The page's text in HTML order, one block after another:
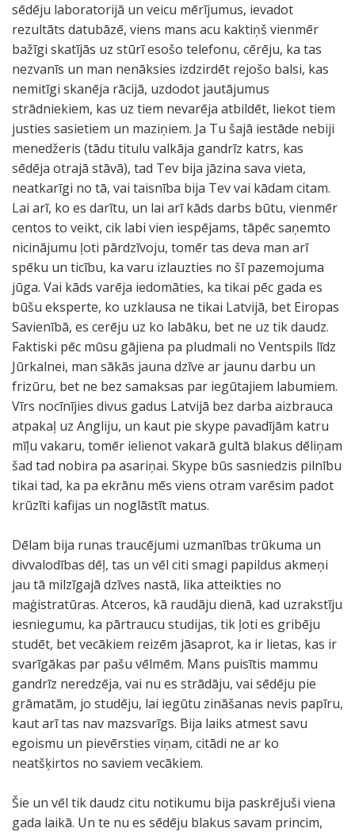
sēdēju laboratorijā un veicu mērījumus, ievadot
rezultāts datubāzē, viens mans acu kaktiņš vienmēr
bažīgi skatījās uz stūrī esošo telefonu, cērēju, ka tas
nezvanīs un man nenāksies izdzirdēt rejošo balsi, kas
nemitīgi skanēja rācijā, uzdodot jautājumus
strādniekiem, kas uz tiem nevarēja atbildēt, liekot tiem
justies sasietiem un maziņiem. Ja Tu šajā iestāde nebiji
menedžeris (tādu titulu valkāja gandrīz katrs, kas
sēdēja otrajā stāvā), tad Tev bija jāzina sava vieta,
neatkarīgi no tā, vai taisnība bija Tev vai kādam citam.
Lai arī, ko es darītu, un lai arī kāds darbs būtu, vienmēr
centos to veikt, cik labi vien iespējams, tāpēc saņemto
nicinājumu ļoti pārdzīvoju, tomēr tas deva man arī
spēku un ticību, ka varu izlauzties no šī pazemojuma
jūga. Vai kāds varēja iedomāties, ka tikai pēc gada es
būšu eksperte, ko uzklausa ne tikai Latvijā, bet Eiropas
Savienībā, es cerēju uz ko labāku, bet ne uz tik daudz.
Faktiski pēc mūsu gājiena pa pludmali no Ventspils līdz
Jūrkalnei, man sākās jauna dzīve ar jaunu darbu un
frizūru, bet ne bez samaksas par iegūtajiem labumiem.
Vīrs nocīnījies divus gadus Latvijā bez darba aizbrauca
atpakaļ uz Angliju, un kaut pie skype pavadījām katru
mīļu vakaru, tomēr ielienot vakarā gultā blakus dēliņam
šad tad nobira pa asariņai. Skype būs sasniedzis pilnību
tikai tad, ka pa ekrānu mēs viens otram varēsim padot
krūzīti kafijas un noglāstīt matus.
Dēlam bija runas traucējumi uzmanības trūkuma un
divvalodības dēļ, tas un vēl citi smagi papildus akmeņi
jau tā milzīgajā dzīves nastā, lika atteikties no
maģistratūras. Atceros, kā raudāju dienā, kad uzrakstīju
iesniegumu, ka pārtraucu studijas, tik ļoti es gribēju
studēt, bet vecākiem reizēm jāsaprot, ka ir lietas, kas ir
svarīgākas par pašu vēlmēm. Mans puisītis mammu
gandrīz neredzēja, vai nu es strādāju, vai sēdēju pie
grāmatām, jo studēju, lai iegūtu zināšanas nevis papīru,
kaut arī tas nav mazsvarīgs. Bija laiks atmest savu
egoismu un pievērsties viņam, citādi ne ar ko
neatšķirtos no saviem vecākiem.
Šie un vēl tik daudz citu notikumu bija paskrējuši viena
gada laikā. Un te nu es sēdēju blakus savam princim,